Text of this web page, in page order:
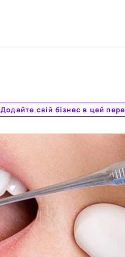
Додайте свій бізнес в цей